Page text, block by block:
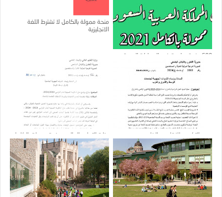
600 منحة دراسية في المملكة العربية
السعودية 2021 ممولة بالكامل
منحة ممولة بالكامل لا تشترط اللغة
الانجليزية
جديد التكوين الإقامي بالخارج
وزارة التعليم العالي : منحة ممولة بالكامل
(30 منحة) للطلبة الجزائريين للدراسة في
"الصيــن"